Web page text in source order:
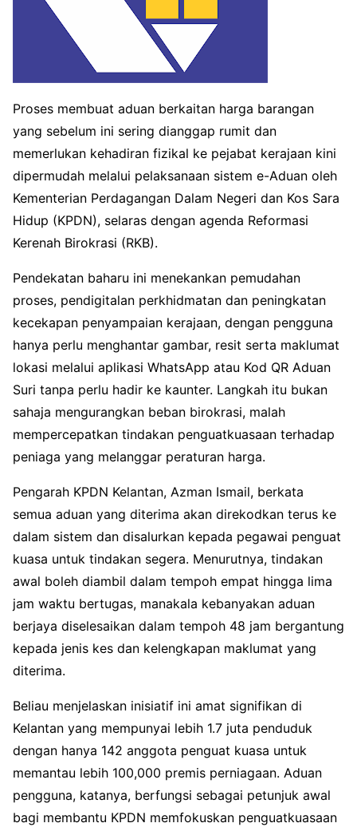
Proses membuat aduan berkaitan harga barangan
yang sebelum ini sering dianggap rumit dan
memerlukan kehadiran fizikal ke pejabat kerajaan kini
dipermudah melalui pelaksanaan sistem e-Aduan oleh
Kementerian Perdagangan Dalam Negeri dan Kos Sara
Hidup (KPDN), selaras dengan agenda Reformasi
Kerenah Birokrasi (RKB).
Pendekatan baharu ini menekankan pemudahan
proses, pendigitalan perkhidmatan dan peningkatan
kecekapan penyampaian kerajaan, dengan pengguna
hanya perlu menghantar gambar, resit serta maklumat
lokasi melalui aplikasi WhatsApp atau Kod QR Aduan
Suri tanpa perlu hadir ke kaunter. Langkah itu bukan
sahaja mengurangkan beban birokrasi, malah
mempercepatkan tindakan penguatkuasaan terhadap
peniaga yang melanggar peraturan harga.
Pengarah KPDN Kelantan, Azman Ismail, berkata
semua aduan yang diterima akan direkodkan terus ke
dalam sistem dan disalurkan kepada pegawai penguat
kuasa untuk tindakan segera. Menurutnya, tindakan
awal boleh diambil dalam tempoh empat hingga lima
jam waktu bertugas, manakala kebanyakan aduan
berjaya diselesaikan dalam tempoh 48 jam bergantung
kepada jenis kes dan kelengkapan maklumat yang
diterima.
Beliau menjelaskan inisiatif ini amat signifikan di
Kelantan yang mempunyai lebih 1.7 juta penduduk
dengan hanya 142 anggota penguat kuasa untuk
memantau lebih 100,000 premis perniagaan. Aduan
pengguna, katanya, berfungsi sebagai petunjuk awal
bagi membantu KPDN memfokuskan penguatkuasaan